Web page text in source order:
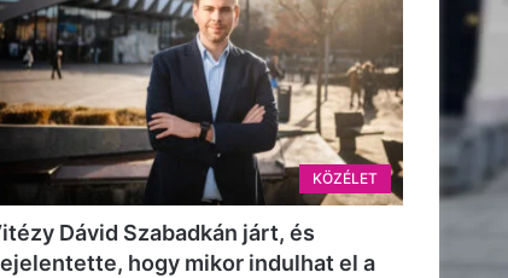
KÖZÉLET
Dávid Szabadkán járt, és
hogy mikor indulhat el a